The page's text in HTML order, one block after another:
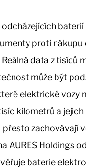
odcházejících baterií
proti nákupu
data z tisíců
může být
elektrické vozy
kilometrů a
zachovávají
AURES Holdings
baterie